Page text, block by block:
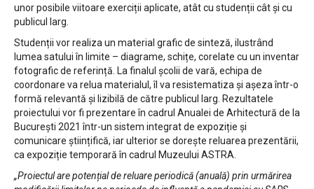
unor posibile viitoare exerciții aplicate, atât cu studenții cât și cu
publicul larg.
Studenții vor realiza un material grafic de sinteză, ilustrând
lumea satului în limite – diagrame, schițe, corelate cu un inventar
fotografic de referință. La finalul școlii de vară, echipa de
coordonare va relua materialul, îl va resistematiza și așeza într-o
formă relevantă și lizibilă de către publicul larg. Rezultatele
proiectului vor fi prezentare în cadrul Anualei de Arhitectură de la
București 2021 într-un sistem integrat de expoziție și
comunicare științifică, iar ulterior se dorește reluarea prezentării,
ca expoziție temporară în cadrul Muzeului ASTRA.
„Proiectul are potențial de reluare periodică (anuală) prin urmărirea